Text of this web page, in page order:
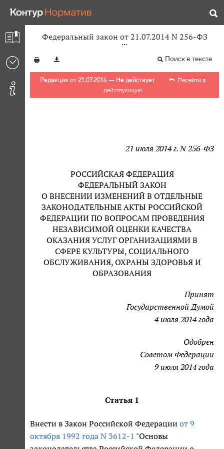
Федеральный закон от 21.07.2014 N 256-ФЗ
Поиск в тексте
Редакция от 21.07.2014 — Не действует
Перейти в
действующую
21 июля 2014 г. N 256-ФЗ
РОССИЙСКАЯ ФЕДЕРАЦИЯ
ФЕДЕРАЛЬНЫЙ ЗАКОН
О ВНЕСЕНИИ ИЗМЕНЕНИЙ В ОТДЕЛЬНЫЕ
ЗАКОНОДАТЕЛЬНЫЕ АКТЫ РОССИЙСКОЙ
ФЕДЕРАЦИИ ПО ВОПРОСАМ ПРОВЕДЕНИЯ
НЕЗАВИСИМОЙ ОЦЕНКИ КАЧЕСТВА
ОКАЗАНИЯ УСЛУГ ОРГАНИЗАЦИЯМИ В
СФЕРЕ КУЛЬТУРЫ, СОЦИАЛЬНОГО
ОБСЛУЖИВАНИЯ, ОХРАНЫ ЗДОРОВЬЯ И
ОБРАЗОВАНИЯ
Принят
Государственной Думой
4 июля 2014 года
Одобрен
Советом Федерации
9 июля 2014 года
Статья 1
Внести в Закон Российской Федерации от 9
октября 1992 года N 3612-1 "Основы